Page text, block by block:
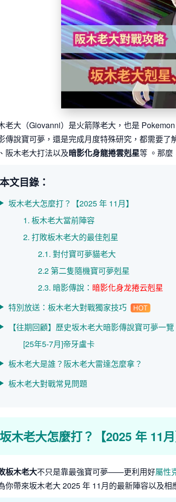
老大（Giovanni）是火箭隊老大，也是
傳說寶可夢，還是完成月度特殊研究，都需要了
阪木老大打法以及暗影化身龍捲雲剋星等 。那麼
本文目錄：
坂木老大怎麼打？【2025 年 11月】
1. 板木老大當前陣容
2. 打敗板木老大的最佳剋星
2.1. 對付寶可夢貓老大
2.2 第二隻隨機寶可夢剋星
2.3. 暗影傳說： 暗影化身龙捲云剋星
特別放送：板木老大對戰獨家技巧
【往期回顧】歷史坂木老大暗影傳說寶可夢一覽
[25年5-7月]帝牙盧卡
板木老大是誰？阪木老大雷達怎麼拿？
板木老大對戰常見問題
坂木老大怎麼打？【2025 年 11月
板木老大不只是靠最強寶可夢——更利用好屬性
你帶來坂木老大 2025 年 11月的最新陣容以及相